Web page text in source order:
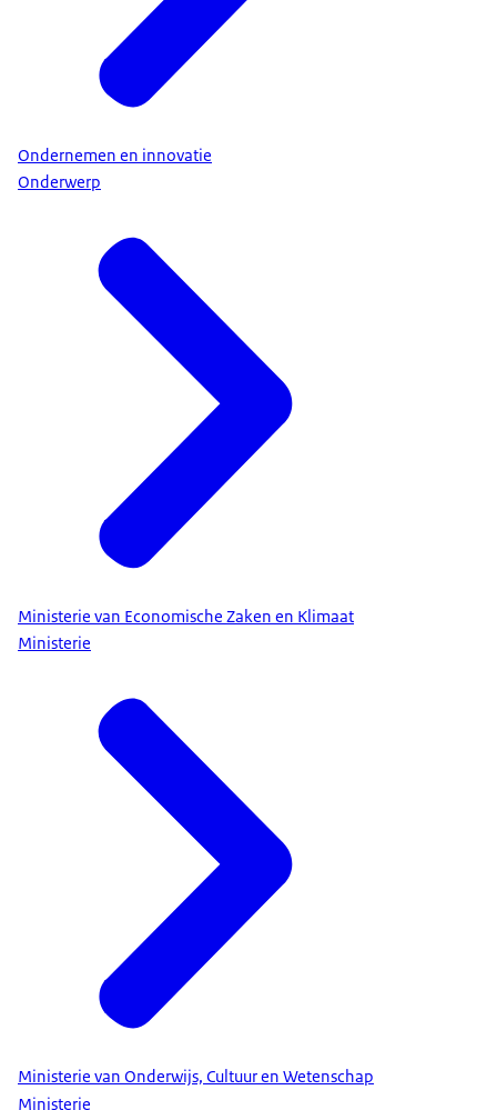
Ondernemen en innovatie
Onderwerp
Ministerie van Economische Zaken en Klimaat
Ministerie
Ministerie van Onderwijs, Cultuur en Wetenschap
Ministerie